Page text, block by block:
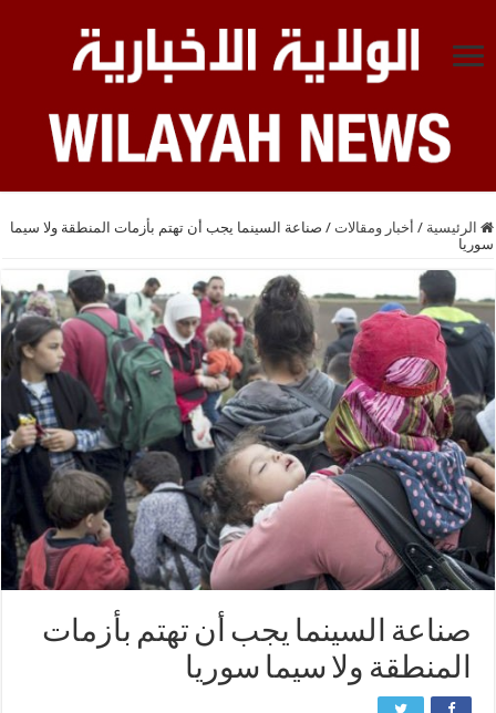
الرئيسية / أخبار ومقالات / صناعة السينما يجب أن تهتم بأزمات المنطقة ولا سيما
سوريا
صناعة السينما يجب أن تهتم بأزمات
المنطقة ولا سيما سوريا